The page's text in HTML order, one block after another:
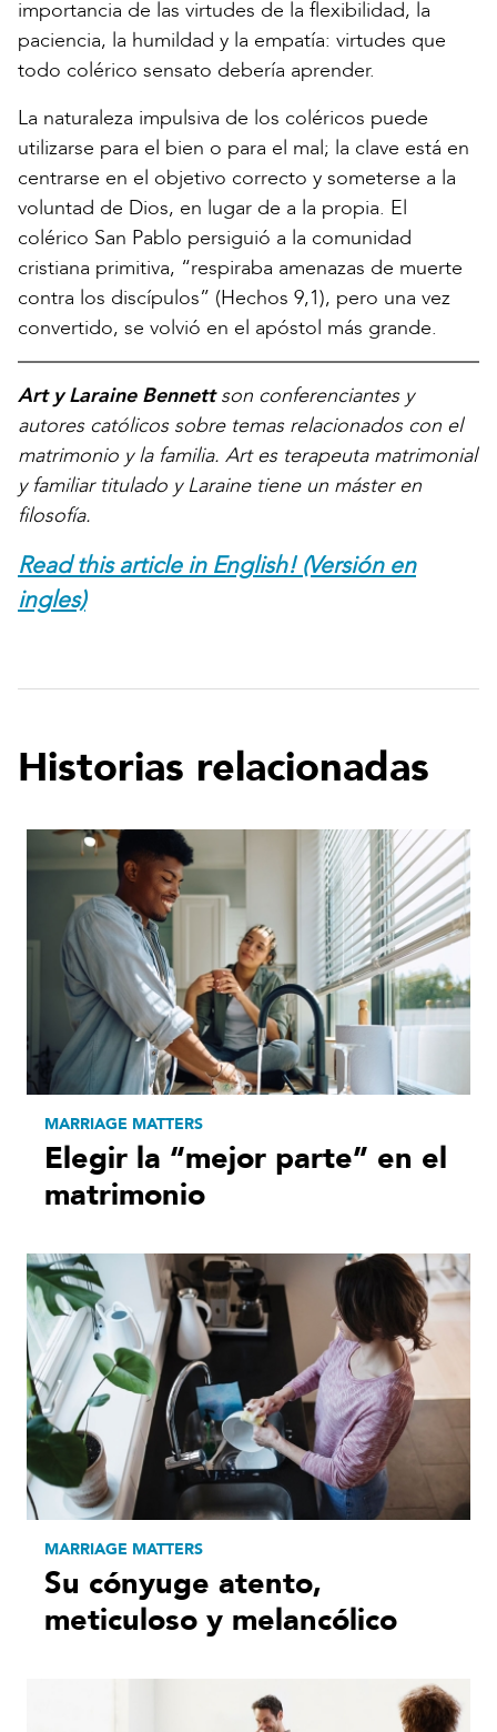
importancia de las virtudes de la flexibilidad, la
paciencia, la humildad y la empatía: virtudes que
todo colérico sensato debería aprender.
La naturaleza impulsiva de los coléricos puede
utilizarse para el bien o para el mal; la clave está en
centrarse en el objetivo correcto y someterse a la
voluntad de Dios, en lugar de a la propia. El
colérico San Pablo persiguió a la comunidad
cristiana primitiva, “respiraba amenazas de muerte
contra los discípulos” (Hechos 9,1), pero una vez
convertido, se volvió en el apóstol más grande.
Art y Laraine Bennettson conferenciantes y
autores católicos sobre temas relacionados con el
matrimonio y la familia. Art es terapeuta matrimonial
y familiar titulado y Laraine tiene un máster en
filosofía.
Read this article in English! (Versión en
ingles)
Historias relacionadas
MARRIAGE MATTERS
Elegir la “mejor parte” en el
matrimonio
MARRIAGE MATTERS
Su cónyuge atento,
meticuloso y melancólico